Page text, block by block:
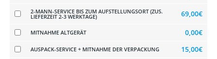
2-MANN-SERVICE BIS ZUM AUFSTELLUNGSORT (ZUS.
LIEFERZEIT 2-3 WERKTAGE) 69,00€
MITNAHME ALTGERÄT 0,00€
AUSPACK-SERVICE + MITNAHME DER VERPACKUNG 15,00€